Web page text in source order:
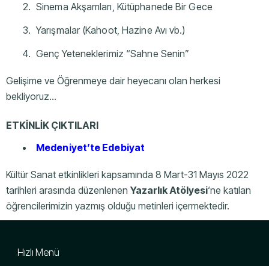
Sinema Akşamları, Kütüphanede Bir Gece
Yarışmalar (Kahoot, Hazine Avı vb.)
Genç Yeteneklerimiz “Sahne Senin”
Gelişime ve Öğrenmeye dair heyecanı olan herkesi
bekliyoruz…
ETKİNLİK ÇIKTILARI
Medeniyet’te Edebiyat
Kültür Sanat etkinlikleri kapsamında 8 Mart-31 Mayıs 2022
tarihleri arasında düzenlenen Yazarlık Atölyesi‘ne katılan
öğrencilerimizin yazmış olduğu metinleri içermektedir.
Hızlı Menü